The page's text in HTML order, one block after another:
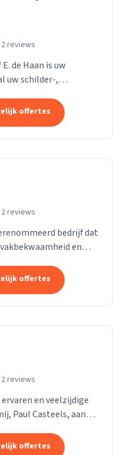
2 reviews
de Haan is uw
uw schilder-,
ons onderscheiden
offertes
2 reviews
bedrijf dat
en
specifieke taak...
offertes
2 reviews
en veelzijdige
Paul Casteels, aan
scala aan...
offertes